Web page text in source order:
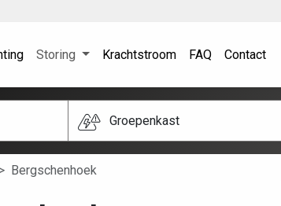
Storing Krachtstroom FAQ Contact
Groepenkast
Bergschenhoek